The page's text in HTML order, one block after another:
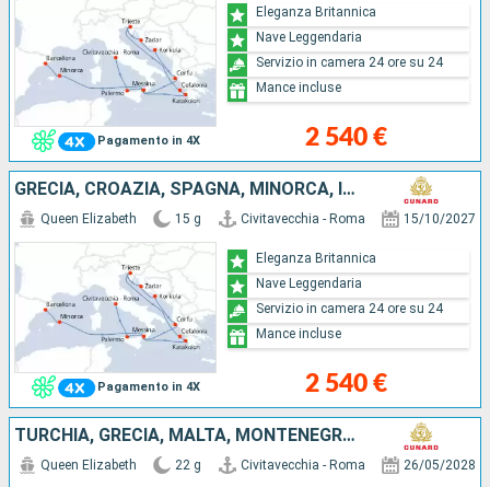
Pagamento in 4X 2 540 €
Eleganza Britannica
Nave Leggendaria
Servizio in camera 24 ore su 24
Mance incluse
GRECIA, CROAZIA, SPAGNA, MINORCA, ITALIA
Pagamento in 4X
Queen Elizabeth 15 g Civitavecchia - Roma 15/10/2027
2 540 €
Eleganza Britannica
Nave Leggendaria
Servizio in camera 24 ore su 24
Mance incluse
TURCHIA, GRECIA, MALTA, MONTENEGRO, CROAZIA, ITALIA
Queen Elizabeth 22 g Civitavecchia - Roma 26/05/2028